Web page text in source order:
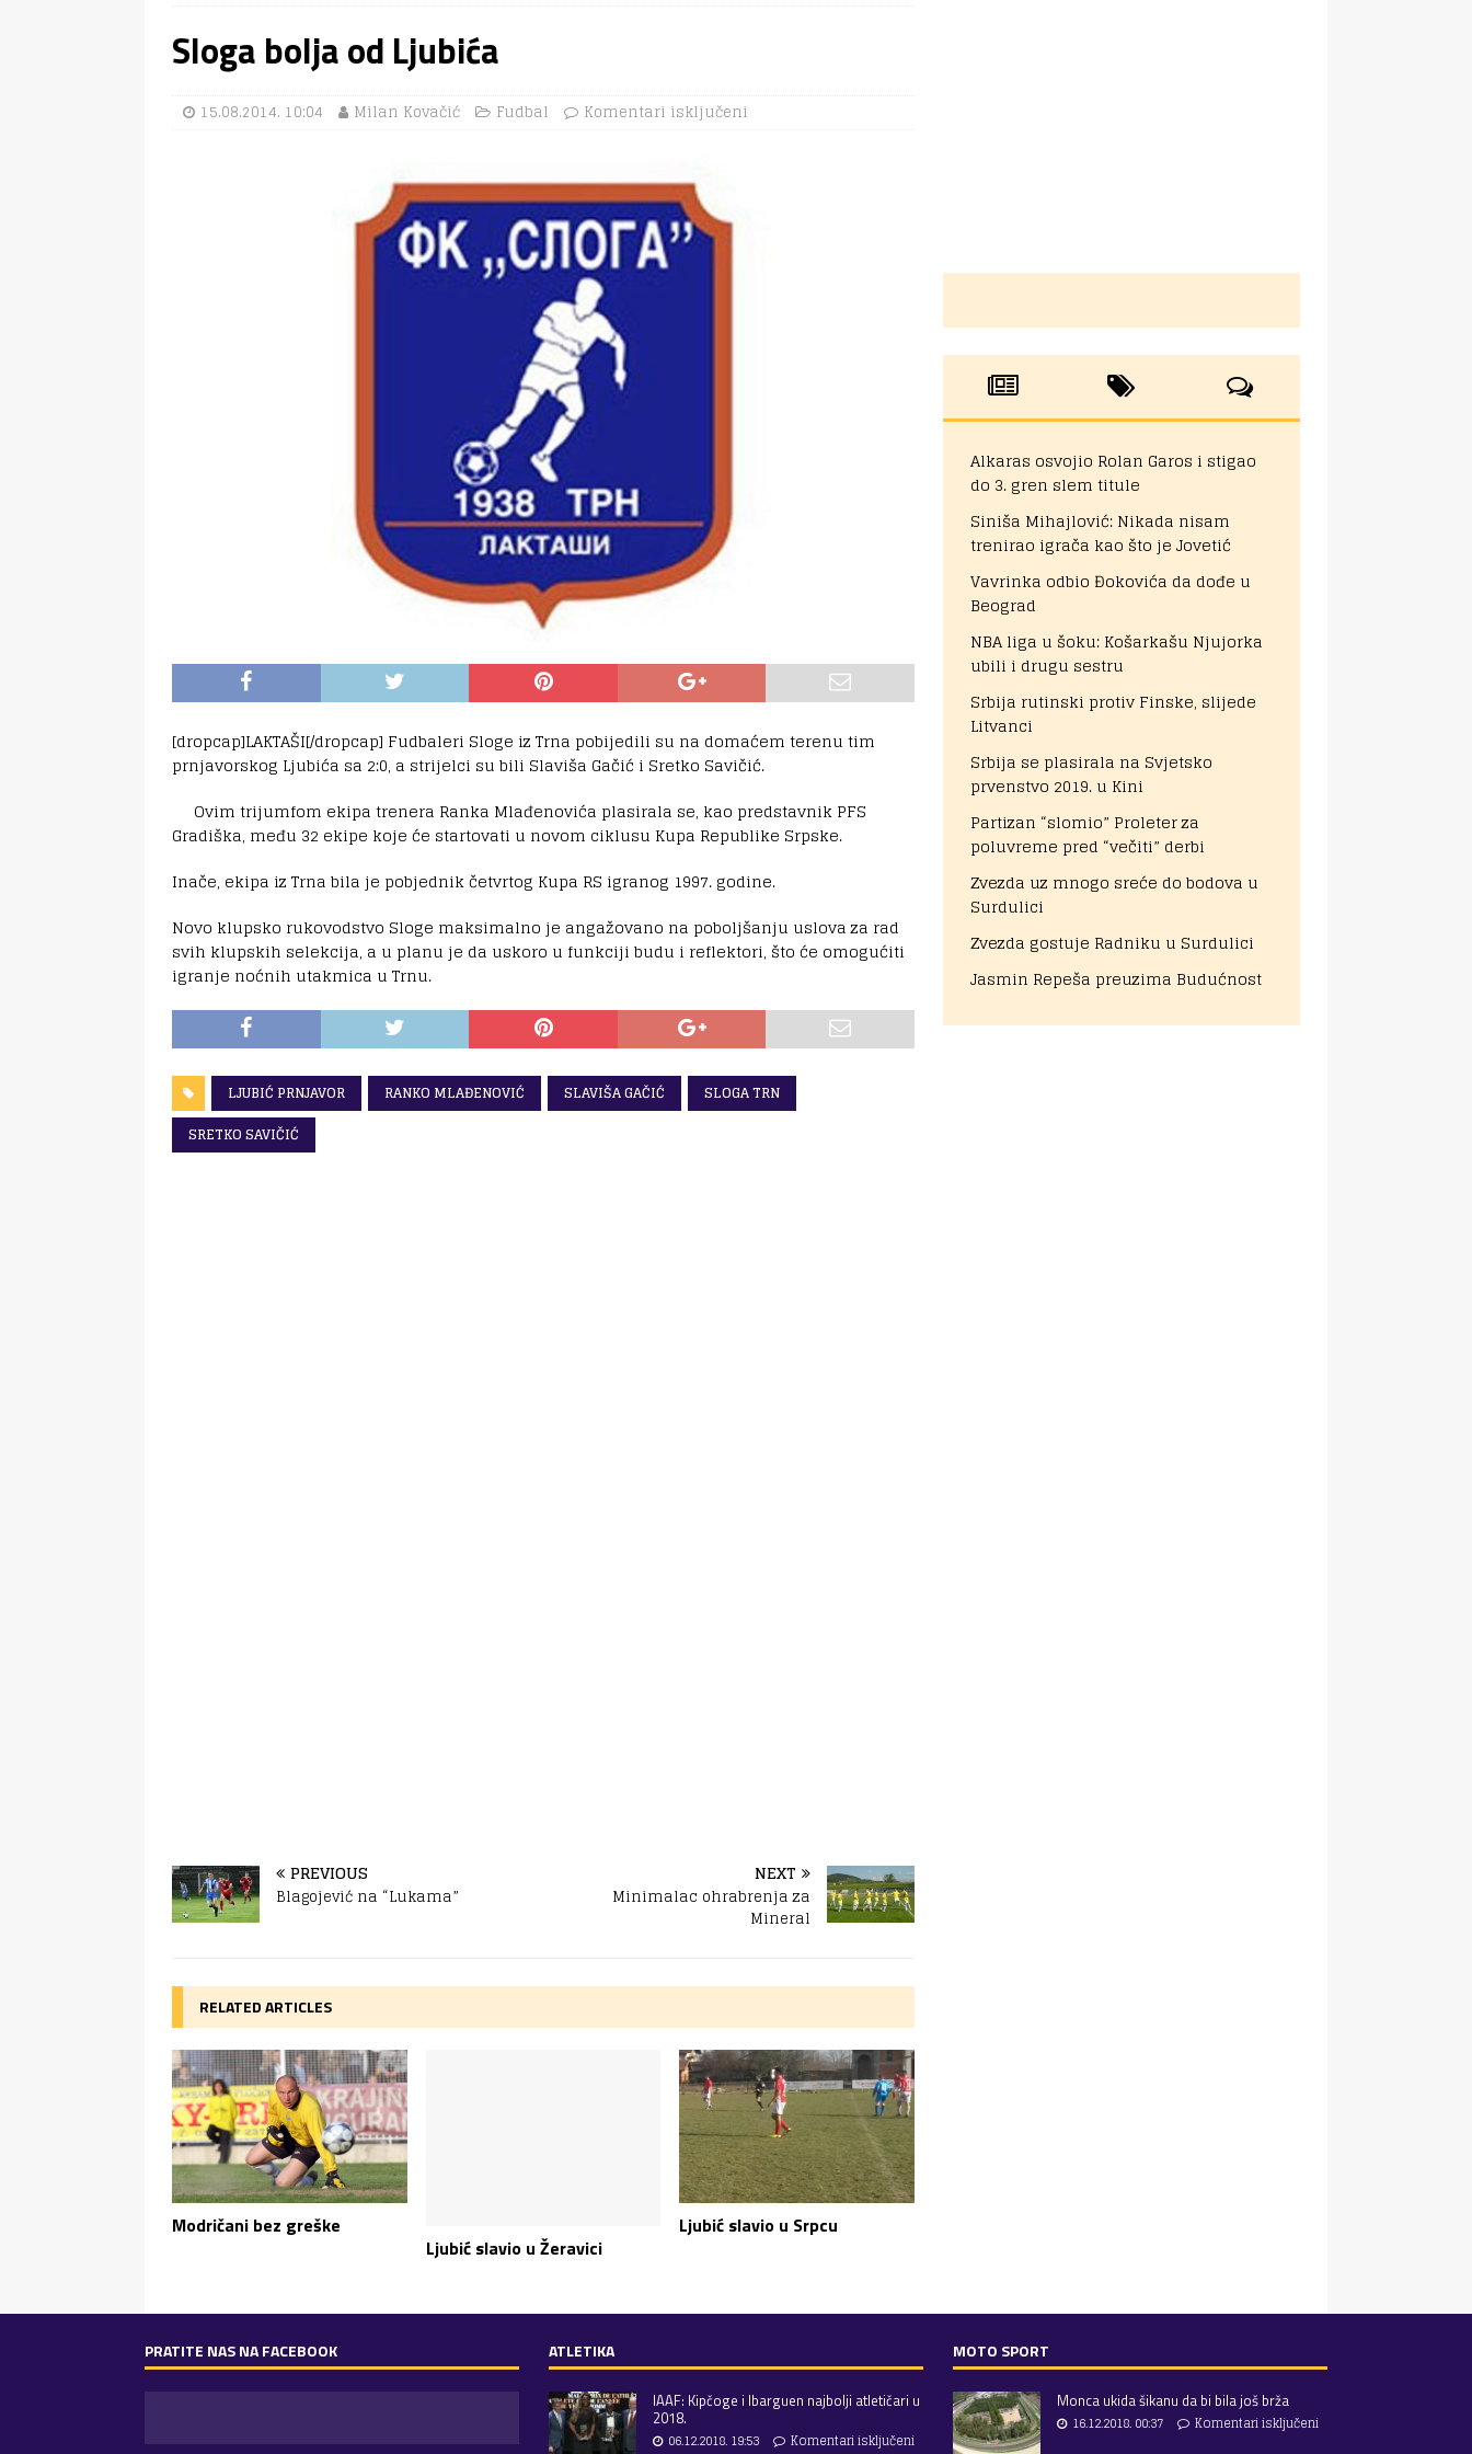
Sloga bolja od Ljubića
15.08.2014. 10:04 Milan Kovačić Fudbal Komentari isključeni
[dropcap]LAKTAŠI[/dropcap] Fudbaleri Sloge iz Trna pobijedili su na domaćem terenu tim
prnjavorskog Ljubića sa 2:0, a strijelci su bili Slaviša Gačić i Sretko Savičić.
Ovim trijumfom ekipa trenera Ranka Mlađenovića plasirala se, kao predstavnik PFS
Gradiška, među 32 ekipe koje će startovati u novom ciklusu Kupa Republike Srpske.
Inače, ekipa iz Trna bila je pobjednik četvrtog Kupa RS igranog 1997. godine.
Novo klupsko rukovodstvo Sloge maksimalno je angažovano na poboljšanju uslova za rad
svih klupskih selekcija, a u planu je da uskoro u funkciji budu i reflektori, što će omogućiti
igranje noćnih utakmica u Trnu.
LJUBIĆ PRNJAVOR RANKO MLAĐENOVIĆ SLAVIŠA GAČIĆ
SLOGA TRN
SRETKO SAVIČIĆ
PREVIOUS
Blagojević na “Lukama”
NEXT
Minimalac ohrabrenja za
Mineral
RELATED ARTICLES
Modričani bez greške
Ljubić slavio u Žeravici
Ljubić slavio u Srpcu
Alkaras osvojio Rolan Garos i stigao
do 3. gren slem titule
Siniša Mihajlović: Nikada nisam
trenirao igrača kao što je Jovetić
Vavrinka odbio Đokovića da dođe u
Beograd
NBA liga u šoku: Košarkašu Njujorka
ubili i drugu sestru
Srbija rutinski protiv Finske, slijede
Litvanci
Srbija se plasirala na Svjetsko
prvenstvo 2019. u Kini
Partizan “slomio” Proleter za
poluvreme pred “večiti” derbi
Zvezda uz mnogo sreće do bodova u
Surdulici
Zvezda gostuje Radniku u Surdulici
Jasmin Repeša preuzima Budućnost
PRATITE NAS NA FACEBOOK ATLETIKA
IAAF: Kipčoge i Ibarguen najbolji atletičari u
2018.
06.12.2018. 19:53
Komentari isključeni
MOTO SPORT
Monca ukida šikanu da bi bila još brža
16.12.2018. 00:37
Komentari isključeni